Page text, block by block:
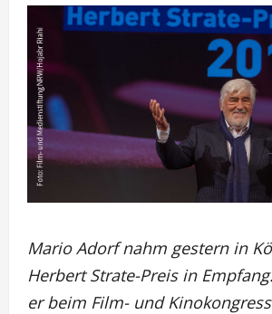
Mario Adorf nahm gestern in
Herbert Strate-Preis in
er beim Film- und